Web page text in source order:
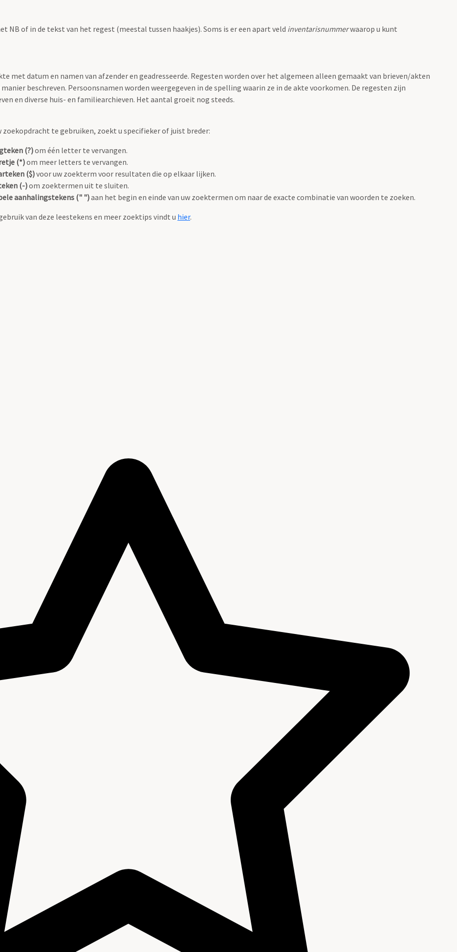
of in de tekst van het regest (meestal tussen haakjes). Soms is er een apart veld inventarisnummerwaarop u kunt
met datum en namen van afzender en geadresseerde. Regesten worden over het algemeen alleen gemaakt van brieven/akten
beschreven. Persoonsnamen worden weergegeven in de spelling waarin ze in de akte voorkomen. De regesten zijn
en diverse huis- en familiearchieven. Het aantal groeit nog steeds.
zoekopdracht te gebruiken, zoekt u specifieker of juist breder:
(?)om één letter te vervangen.
(*)om meer letters te vervangen.
($)voor uw zoekterm voor resultaten die op elkaar lijken.
(-)om zoektermen uit te sluiten.
aanhalingstekens (" ")aan het begin en einde van uw zoektermen om naar de exacte combinatie van woorden te zoeken.
van deze leestekens en meer zoektips vindt u hier.